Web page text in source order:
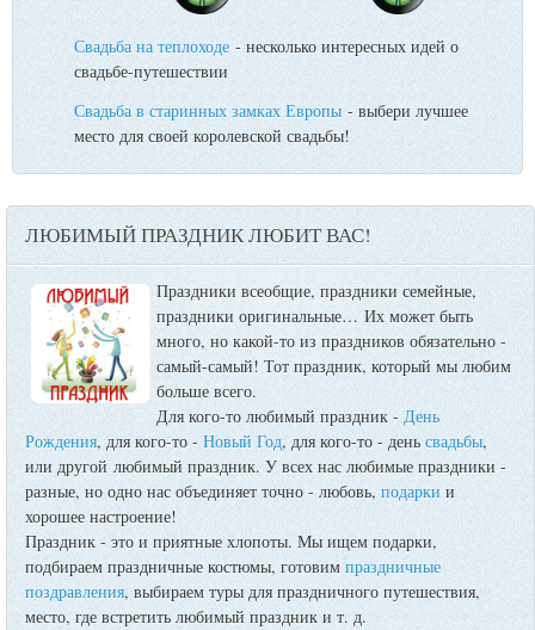
Свадьба на теплоходе - несколько интересных идей о
свадьбе-путешествии
Свадьба в старинных замках Европы - выбери лучшее
место для своей королевской свадьбы!
ЛЮБИМЫЙ ПРАЗДНИК ЛЮБИТ ВАС!
Праздники всеобщие, праздники семейные,
праздники оригинальные… Их может быть
много, но какой-то из праздников обязательно -
самый-самый! Тот праздник, который мы любим
больше всего.
Для кого-то любимый праздник - День
Рождения, для кого-то -Новый Год, для кого-то - деньсвадьбы,
или другой любимый праздник. У всех нас любимые праздники -
разные, но одно нас объединяет точно - любовь,подарки и
хорошее настроение!
Праздник - это и приятные хлопоты. Мы ищем подарки,
подбираем праздничные костюмы, готовимпраздничные
поздравления, выбираем туры для праздничного путешествия,
место, где встретить любимый праздник и т. д.